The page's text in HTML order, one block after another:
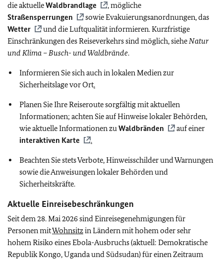
die aktuelleWaldbrandlage
, mögliche
Straßensperrungen
sowie Evakuierungsanordnungen, das
Wetter
und die Luftqualität informieren. Kurzfristige
Einschränkungen des Reiseverkehrs sind möglich, sieheNatur
und Klima – Busch- und Waldbrände.
Informieren Sie sich auch in lokalen Medien zur
Sicherheitslage vor Ort.
Planen Sie Ihre Reiseroute sorgfältig mit aktuellen
Informationen; achten Sie auf Hinweise lokaler Behörden,
wie aktuelle Informationen zuWaldbränden
auf einer
interaktiven Karte
.
Beachten Sie stets Verbote, Hinweisschilder und Warnungen
sowie die Anweisungen lokaler Behörden und
Sicherheitskräfte.
Aktuelle Einreisebeschränkungen
Seit dem 28. Mai 2026 sind Einreisegenehmigungen für
Personen mitWohnsitzin Ländern mit hohem oder sehr
hohem Risiko eines Ebola-Ausbruchs (aktuell: Demokratische
Republik Kongo, Uganda und Südsudan) für einen Zeitraum